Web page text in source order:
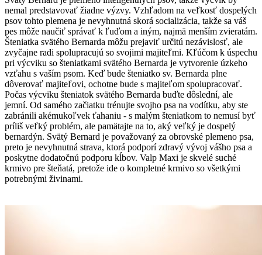
nemal predstavovať žiadne výzvy. Vzhľadom na veľkosť dospelých
psov tohto plemena je nevyhnutná skorá socializácia, takže sa váš
pes môže naučiť správať k ľuďom a iným, najmä menším zvieratám.
Šteniatka svätého Bernarda môžu prejaviť určitú nezávislosť, ale
zvyčajne radi spolupracujú so svojimi majiteľmi. Kľúčom k úspechu
pri výcviku so šteniatkami svätého Bernarda je vytvorenie úzkeho
vzťahu s vaším psom. Keď bude šteniatko sv. Bernarda plne
dôverovať majiteľovi, ochotne bude s majiteľom spolupracovať.
Počas výcviku šteniatok svätého Bernarda buďte dôslední, ale
jemní. Od samého začiatku trénujte svojho psa na vodítku, aby ste
zabránili akémukoľvek ťahaniu - s malým šteniatkom to nemusí byť
príliš veľký problém, ale pamätajte na to, aký veľký je dospelý
bernardýn. Svätý Bernard je považovaný za obrovské plemeno psa,
preto je nevyhnutná strava, ktorá podporí zdravý vývoj vášho psa a
poskytne dodatočnú podporu kĺbov. Valp Maxi je skvelé suché
krmivo pre šteňatá, pretože ide o kompletné krmivo so všetkými
potrebnými živinami.